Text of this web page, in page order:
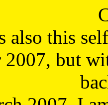
also this
2007, but